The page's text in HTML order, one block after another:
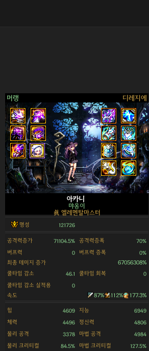
머랭 디레지에
>
아카니
먀옹이
眞 엘레멘탈마스터
명성 121726
공격력증가 71104.5% 공격력증폭 70%
버프력 0 버프력 증폭 0%
최종 데미지 증가
67056308%
쿨타임 감소
46.1 쿨타임 회복 0
쿨타임 감소 실적용 0
속도 87% 112% 177.3%
힘 4609 지능 6949
체력 4496 정신력 4806
물리 공격 3378 마법 공격 4984
물리 크리티컬 84.5% 마법 크리티컬 127.5%